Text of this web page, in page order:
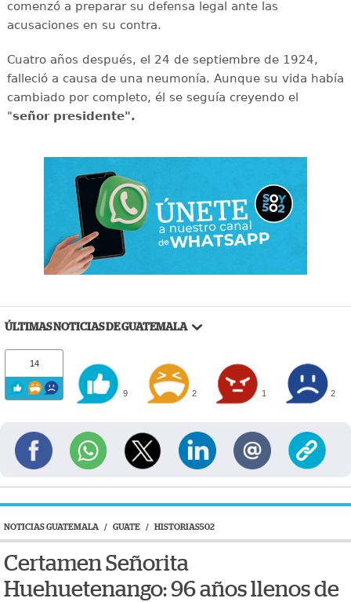
comenzó a preparar su defensa legal ante las
acusaciones en su contra.
Cuatro años después, el 24 de septiembre de 1924,
falleció a causa de una neumonía. Aunque su vida había
cambiado por completo, él se seguía creyendo el
"señor presidente".
ÚLTIMAS NOTICIAS DE GUATEMALA
14
9 2 1 2
NOTICIAS GUATEMALA / GUATE / HISTORIAS502
Certamen Señorita
Huehuetenango: 96 años llenos de